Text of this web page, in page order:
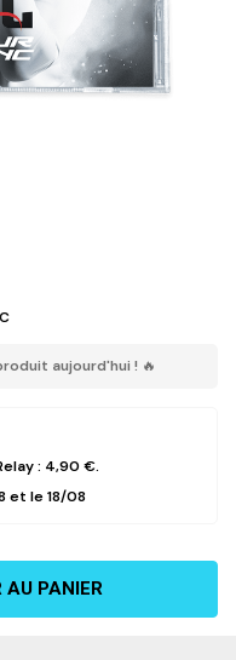
aujourd'hui ! 🔥
: 4,90 €.
et le18/08
AU PANIER